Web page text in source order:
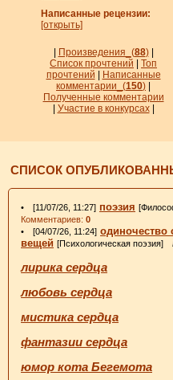
Написанные рецензии:
[открыть]
Произведения_ (88)
Список прочтений
Топ
прочтений
Написанные
комментарии_ (150)
Полученные комментарии
Участие в конкурсах|
СПИСОК
• [11/07/26, 11:27] поэзия
Комментариев: 0
• [04/07/26, 11:24] одиночество
вещей [Психологическая поэзия]
лирика сердца
любовь сердца
мистика сердца
фантазии сердца
юмор кота Бегемота